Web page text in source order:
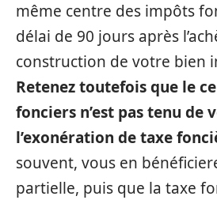
même centre des impôts
délai de 90 jours après
construction de votre bien
Retenez toutefois que le
fonciers n’est pas tenu de
l’exonération de taxe
souvent, vous en
partielle, puis que la taxe